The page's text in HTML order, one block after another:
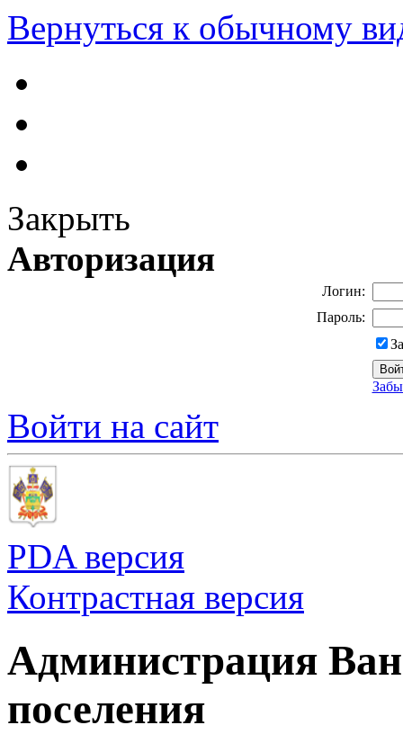
Вернуться к обычному
Закрыть
Авторизация
Логин:
Пароль:
Войти на сайт
PDA версия
Контрастная версия
Администрация
поселения